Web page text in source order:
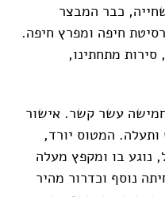
כבר המבצר
חיפה ומפרץ חיפה.
מתחתינו,
עשר קשר. אישור
ותעלה. המטוס יורד,
נוגע בו ומקפץ מעלה
נוסף וכדרור מהיר